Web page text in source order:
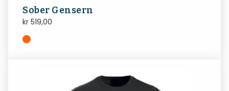
Sober Gensern
kr 519,00